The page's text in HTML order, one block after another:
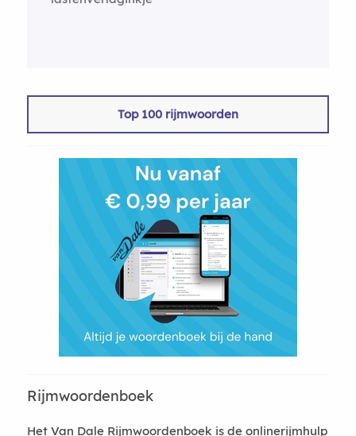
Top 100 rijmwoorden
Rijmwoordenboek
Het Van Dale Rijmwoordenboek is de onlinerijmhulp